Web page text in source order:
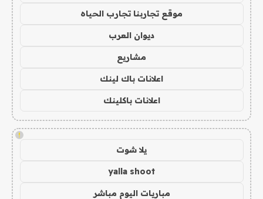
موقع تجاربنا تجارب الحياه
ديوان العرب
مشاريع
اعلانات باك لينك
اعلانات باكلينك
!
يلا شوت
yalla shoot
مباريات اليوم مباشر